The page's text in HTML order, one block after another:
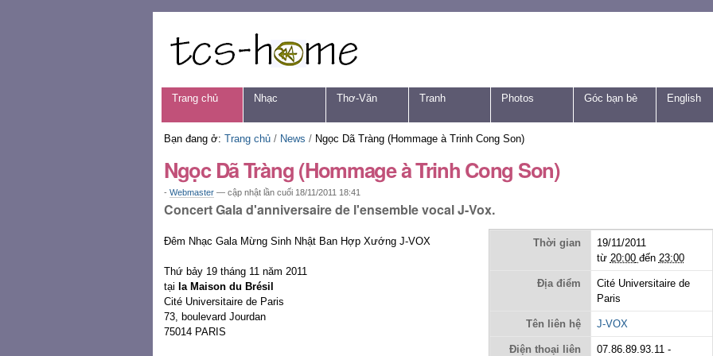
nội
dung.
Chuyển
đến
định
hướng
cụ
Navigation
Trang chủ Nhạc Thơ-Văn Tranh Photos Góc bạn bè English
Bạn đang ở: Trang chủ / News / Ngọc Dã Tràng (Hommage à Trinh Cong Son)
Ngọc Dã Tràng (Hommage à Trinh Cong Son)
- Webmaster — cập nhật lần cuối 18/11/2011 18:41
Concert Gala d'anniversaire de l'ensemble vocal J-Vox.
Thời gian
19/11/2011
từ 20:00 đến 23:00
Địa điểm
Cité Universitaire de
Paris
Tên liên hệ J-VOX
Điện thoại liên
07.86.89.93.11 -
Đêm Nhạc Gala Mừng Sinh Nhật Ban Hợp Xướng J-VOX
Thứ bảy 19 tháng 11 năm 2011
tại la Maison du Brésil
Cité Universitaire de Paris
73, boulevard Jourdan
75014 PARIS